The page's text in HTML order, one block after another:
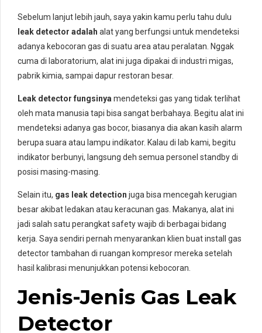
Sebelum lanjut lebih jauh, saya yakin kamu perlu tahu dulu
leak detector adalah alat yang berfungsi untuk mendeteksi
adanya kebocoran gas di suatu area atau peralatan. Nggak
cuma di laboratorium, alat ini juga dipakai di industri migas,
pabrik kimia, sampai dapur restoran besar.
Leak detector fungsinya mendeteksi gas yang tidak terlihat
oleh mata manusia tapi bisa sangat berbahaya. Begitu alat ini
mendeteksi adanya gas bocor, biasanya dia akan kasih alarm
berupa suara atau lampu indikator. Kalau di lab kami, begitu
indikator berbunyi, langsung deh semua personel standby di
posisi masing-masing.
Selain itu, gas leak detection juga bisa mencegah kerugian
besar akibat ledakan atau keracunan gas. Makanya, alat ini
jadi salah satu perangkat safety wajib di berbagai bidang
kerja. Saya sendiri pernah menyarankan klien buat install gas
detector tambahan di ruangan kompresor mereka setelah
hasil kalibrasi menunjukkan potensi kebocoran.
Jenis-Jenis Gas Leak
Detector